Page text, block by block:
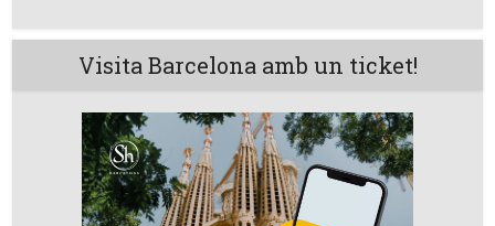
Visita Barcelona amb un ticket!